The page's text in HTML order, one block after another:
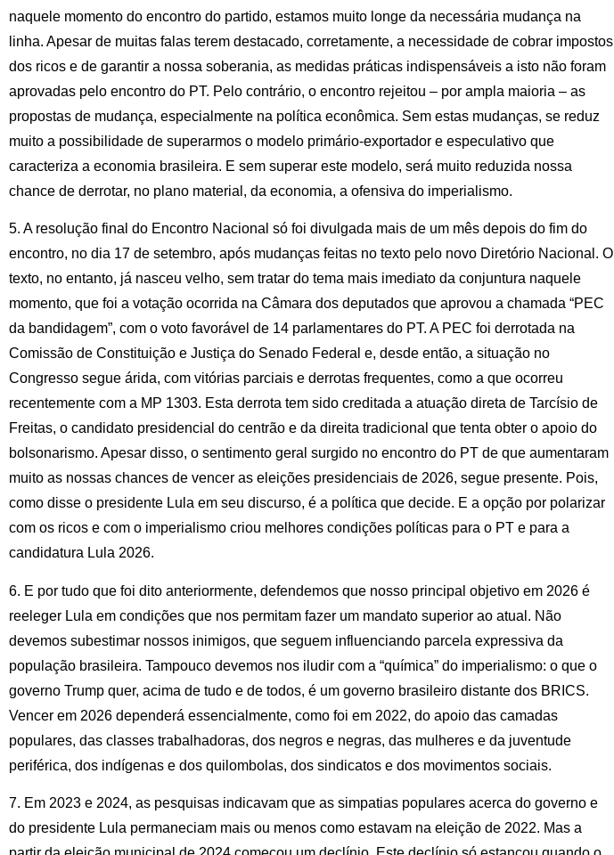
naquele momento do encontro do partido, estamos muito longe da necessária mudança na
linha. Apesar de muitas falas terem destacado, corretamente, a necessidade de cobrar impostos
dos ricos e de garantir a nossa soberania, as medidas práticas indispensáveis a isto não foram
aprovadas pelo encontro do PT. Pelo contrário, o encontro rejeitou – por ampla maioria – as
propostas de mudança, especialmente na política econômica. Sem estas mudanças, se reduz
muito a possibilidade de superarmos o modelo primário-exportador e especulativo que
caracteriza a economia brasileira. E sem superar este modelo, será muito reduzida nossa
chance de derrotar, no plano material, da economia, a ofensiva do imperialismo.
5. A resolução final do Encontro Nacional só foi divulgada mais de um mês depois do fim do
encontro, no dia 17 de setembro, após mudanças feitas no texto pelo novo Diretório Nacional. O
texto, no entanto, já nasceu velho, sem tratar do tema mais imediato da conjuntura naquele
momento, que foi a votação ocorrida na Câmara dos deputados que aprovou a chamada “PEC
da bandidagem”, com o voto favorável de 14 parlamentares do PT. A PEC foi derrotada na
Comissão de Constituição e Justiça do Senado Federal e, desde então, a situação no
Congresso segue árida, com vitórias parciais e derrotas frequentes, como a que ocorreu
recentemente com a MP 1303. Esta derrota tem sido creditada a atuação direta de Tarcísio de
Freitas, o candidato presidencial do centrão e da direita tradicional que tenta obter o apoio do
bolsonarismo. Apesar disso, o sentimento geral surgido no encontro do PT de que aumentaram
muito as nossas chances de vencer as eleições presidenciais de 2026, segue presente. Pois,
como disse o presidente Lula em seu discurso, é a política que decide. E a opção por polarizar
com os ricos e com o imperialismo criou melhores condições políticas para o PT e para a
candidatura Lula 2026.
6. E por tudo que foi dito anteriormente, defendemos que nosso principal objetivo em 2026 é
reeleger Lula em condições que nos permitam fazer um mandato superior ao atual. Não
devemos subestimar nossos inimigos, que seguem influenciando parcela expressiva da
população brasileira. Tampouco devemos nos iludir com a “química” do imperialismo: o que o
governo Trump quer, acima de tudo e de todos, é um governo brasileiro distante dos BRICS.
Vencer em 2026 dependerá essencialmente, como foi em 2022, do apoio das camadas
populares, das classes trabalhadoras, dos negros e negras, das mulheres e da juventude
periférica, dos indígenas e dos quilombolas, dos sindicatos e dos movimentos sociais.
7. Em 2023 e 2024, as pesquisas indicavam que as simpatias populares acerca do governo e
do presidente Lula permaneciam mais ou menos como estavam na eleição de 2022. Mas a